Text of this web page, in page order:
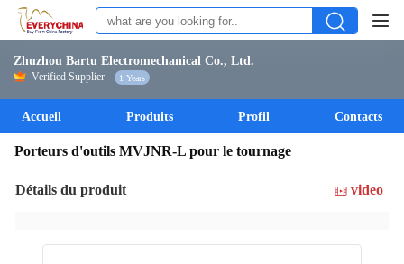
Zhuzhou Bartu Electromechanical Co., Ltd.
Verified Supplier 1 Years
Accueil Produits Profil Contacts
Porteurs d'outils MVJNR-L pour le tournage
Détails du produit video